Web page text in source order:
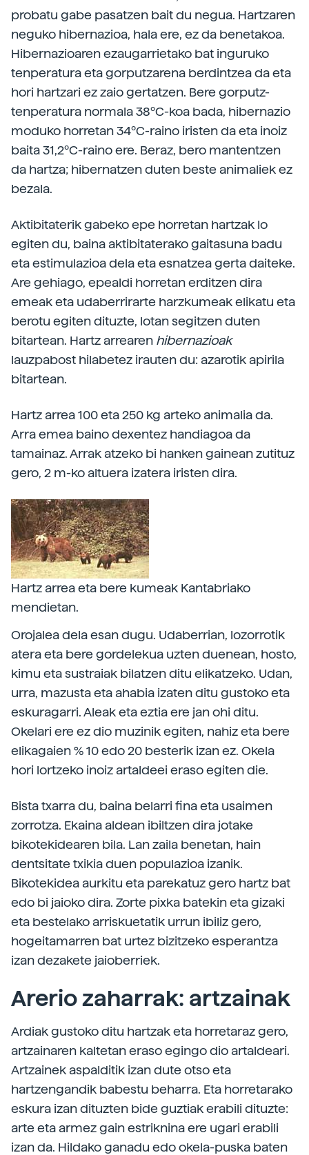
probatu gabe pasatzen bait du negua. Hartzaren
neguko hibernazioa, hala ere, ez da benetakoa.
Hibernazioaren ezaugarrietako bat inguruko
tenperatura eta gorputzarena berdintzea da eta
hori hartzari ez zaio gertatzen. Bere gorputz-
tenperatura normala 38ºC-koa bada, hibernazio
moduko horretan 34ºC-raino iristen da eta inoiz
baita 31,2ºC-raino ere. Beraz, bero mantentzen
da hartza; hibernatzen duten beste animaliek ez
bezala.
Aktibitaterik gabeko epe horretan hartzak lo
egiten du, baina aktibitaterako gaitasuna badu
eta estimulazioa dela eta esnatzea gerta daiteke.
Are gehiago, epealdi horretan erditzen dira
emeak eta udaberrirarte harzkumeak elikatu eta
berotu egiten dituzte, lotan segitzen duten
bitartean. Hartz arrearen hibernazioak
lauzpabost hilabetez irauten du: azarotik apirila
bitartean.
Hartz arrea 100 eta 250 kg arteko animalia da.
Arra emea baino dexentez handiagoa da
tamainaz. Arrak atzeko bi hanken gainean zutituz
gero, 2 m-ko altuera izatera iristen dira.
Hartz arrea eta bere kumeak Kantabriako
mendietan.
Orojalea dela esan dugu. Udaberrian, lozorrotik
atera eta bere gordelekua uzten duenean, hosto,
kimu eta sustraiak bilatzen ditu elikatzeko. Udan,
urra, mazusta eta ahabia izaten ditu gustoko eta
eskuragarri. Aleak eta eztia ere jan ohi ditu.
Okelari ere ez dio muzinik egiten, nahiz eta bere
elikagaien % 10 edo 20 besterik izan ez. Okela
hori lortzeko inoiz artaldeei eraso egiten die.
Bista txarra du, baina belarri fina eta usaimen
zorrotza. Ekaina aldean ibiltzen dira jotake
bikotekidearen bila. Lan zaila benetan, hain
dentsitate txikia duen populazioa izanik.
Bikotekidea aurkitu eta parekatuz gero hartz bat
edo bi jaioko dira. Zorte pixka batekin eta gizaki
eta bestelako arriskuetatik urrun ibiliz gero,
hogeitamarren bat urtez bizitzeko esperantza
izan dezakete jaioberriek.
Arerio zaharrak: artzainak
Ardiak gustoko ditu hartzak eta horretaraz gero,
artzainaren kaltetan eraso egingo dio artaldeari.
Artzainek aspalditik izan dute otso eta
hartzengandik babestu beharra. Eta horretarako
eskura izan dituzten bide guztiak erabili dituzte:
arte eta armez gain estriknina ere ugari erabili
izan da. Hildako ganadu edo okela-puska baten